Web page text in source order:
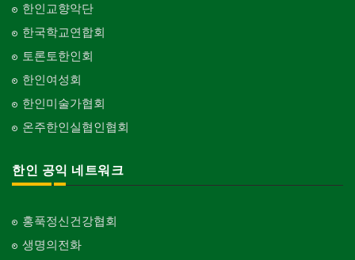
한인교향악단
한국학교연합회
토론토한인회
한인여성회
한인미술가협회
온주한인실협인협회
한인 공익 네트워크
홍푹정신건강협회
생명의전화